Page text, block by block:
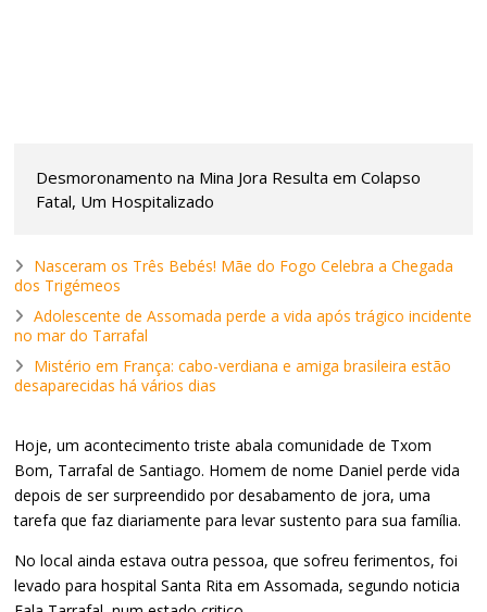
Desmoronamento na Mina Jora Resulta em Colapso
Fatal, Um Hospitalizado
Nasceram os Três Bebés! Mãe do Fogo Celebra a Chegada
dos Trigémeos
Adolescente de Assomada perde a vida após trágico incidente
no mar do Tarrafal
Mistério em França: cabo-verdiana e amiga brasileira estão
desaparecidas há vários dias
Hoje, um acontecimento triste abala comunidade de Txom
Bom, Tarrafal de Santiago. Homem de nome Daniel perde vida
depois de ser surpreendido por desabamento de jora, uma
tarefa que faz diariamente para levar sustento para sua família.
No local ainda estava outra pessoa, que sofreu ferimentos, foi
levado para hospital Santa Rita em Assomada, segundo noticia